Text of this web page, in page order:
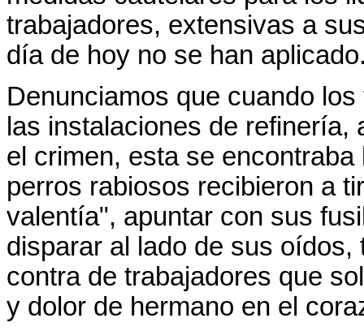
trabajadores, extensivas a
día de hoy no se han
Denunciamos que cuando
las instalaciones de refinería,
el crimen, esta se
perros rabiosos recibieron a
valentía", apuntar con sus
disparar al lado de sus
contra de trabajadores que
y dolor de hermano en el